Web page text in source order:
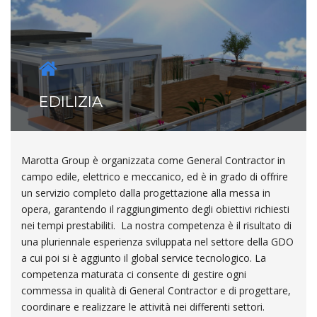
EDILIZIA
Marotta Group è organizzata come General Contractor in
campo edile, elettrico e meccanico, ed è in grado di offrire
un servizio completo dalla progettazione alla messa in
opera, garantendo il raggiungimento degli obiettivi richiesti
nei tempi prestabiliti. La nostra competenza è il risultato di
una pluriennale esperienza sviluppata nel settore della GDO
a cui poi si è aggiunto il global service tecnologico. La
competenza maturata ci consente di gestire ogni
commessa in qualità di General Contractor e di progettare,
coordinare e realizzare le attività nei differenti settori.